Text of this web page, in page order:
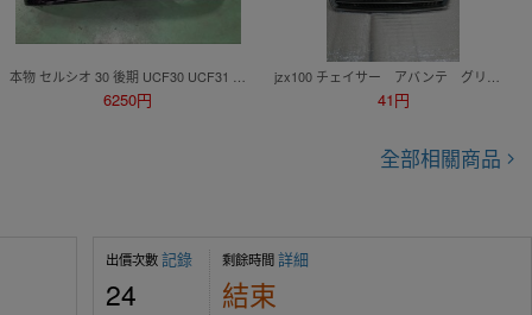
6250円 41円
全部相關商品
出價次數記錄
24
剩餘時間詳細
結束